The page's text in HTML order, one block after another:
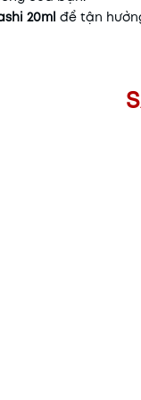
20ml để tận